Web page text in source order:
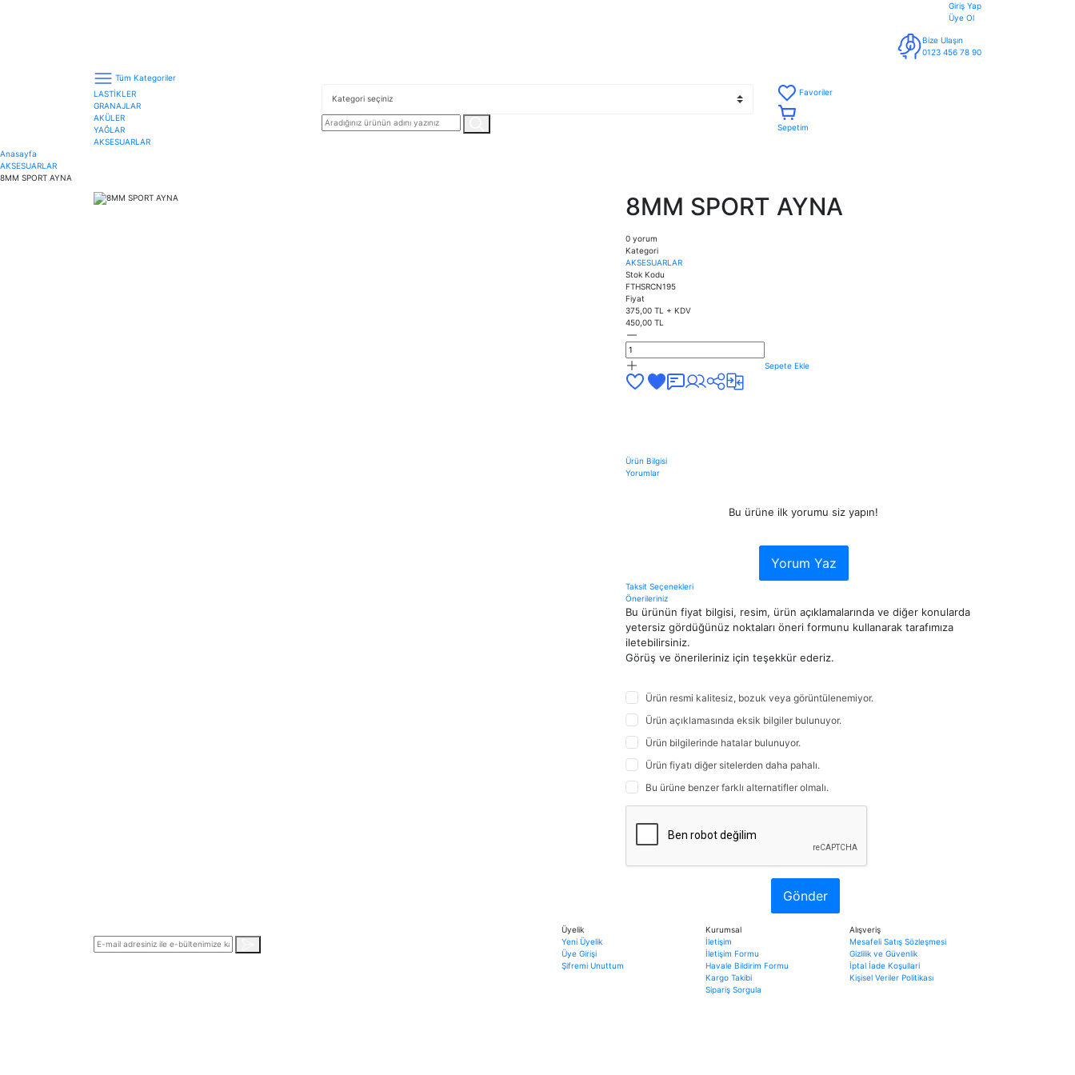
Giriş Yap
Üye Ol
Bize Ulaşın
0123 456 78 90
Tüm Kategoriler
LASTİKLER
GRANAJLAR
AKÜLER
YAĞLAR
AKSESUARLAR
Favoriler
Sepetim
Anasayfa
AKSESUARLAR
8MM SPORT AYNA
8MM SPORT AYNA
0 yorum
Kategori
AKSESUARLAR
Stok Kodu
FTHSRCN195
Fiyat
375,00 TL + KDV
450,00 TL
Sepete Ekle
Ürün Bilgisi
Yorumlar
Bu ürüne ilk yorumu siz yapın!
Yorum Yaz
Taksit Seçenekleri
Önerileriniz
Bu ürünün fiyat bilgisi, resim, ürün açıklamalarında ve diğer konularda
yetersiz gördüğünüz noktaları öneri formunu kullanarak tarafımıza
iletebilirsiniz.
Görüş ve önerileriniz için teşekkür ederiz.
Ürün resmi kalitesiz, bozuk veya görüntülenemiyor.
Ürün açıklamasında eksik bilgiler bulunuyor.
Ürün bilgilerinde hatalar bulunuyor.
Ürün fiyatı diğer sitelerden daha pahalı.
Bu ürüne benzer farklı alternatifler olmalı.
Gönder
Üyelik
Yeni Üyelik
Üye Girişi
Şifremi Unuttum
Kurumsal
İletişim
İletişim Formu
Havale Bildirim Formu
Kargo Takibi
Sipariş Sorgula
Alışveriş
Mesafeli Satış Sözleşmesi
Gizlilik ve Güvenlik
İptal İade Koşullari
Kişisel Veriler Politikası